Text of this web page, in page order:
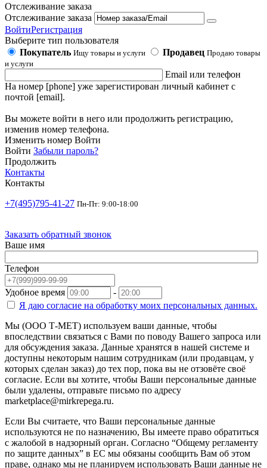
Отслеживание заказа
Отслеживание заказа
ВойтиРегистрация
Выберите тип пользователя
Покупатель Ищу товары и услуги Продавец Продаю товары
и услуги
Email или телефон
На номер [phone] уже зарегистирован личный кабинет с
почтой [email].
Вы можете войти в него или продолжить регистрацию,
изменив номер телефона.
Изменить номер Войти
Войти Забыли пароль?
Продолжить
Контакты
Контакты
+7(495)795-41-27 Пн-Пт: 9:00-18:00
Заказать обратный звонок
Ваше имя
Телефон
Удобное время
-
Я даю согласие на обработку моих персональных данных.
Мы (ООО Т-МЕТ) используем ваши данные, чтобы
впоследствии связаться с Вами по поводу Вашего запроса или
для обсуждения заказа. Данные хранятся в нашей системе и
доступны некоторым нашим сотрудникам (или продавцам, у
которых сделан заказ) до тех пор, пока вы не отзовёте своё
согласие. Если вы хотите, чтобы Ваши персональные данные
были удалены, отправьте письмо по адресу
marketplace@mirkrepega.ru.
Если Вы считаете, что Ваши персональные данные
используются не по назначению, Вы имеете право обратиться
с жалобой в надзорный орган. Согласно “Общему регламенту
по защите данных” в ЕС мы обязаны сообщить Вам об этом
праве, однако мы не планируем использовать Ваши данные не